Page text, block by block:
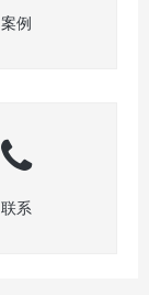
案例
联系